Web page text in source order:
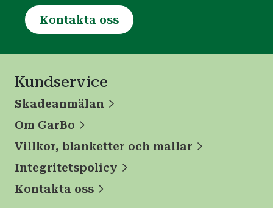
Kontakta oss
Kundservice
Skadeanmälan
Om GarBo
Villkor, blanketter och mallar
Integritetspolicy
Kontakta oss